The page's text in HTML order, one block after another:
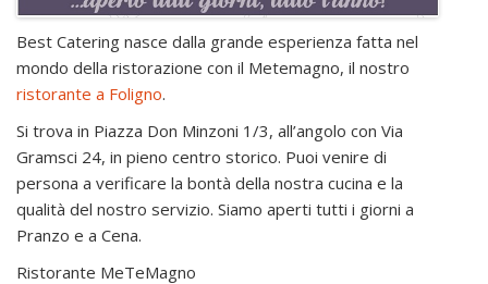
Best Catering nasce dalla grande esperienza fatta nel
mondo della ristorazione con il Metemagno, il nostro
ristorante a Foligno.
Si trova in Piazza Don Minzoni 1/3, all’angolo con Via
Gramsci 24, in pieno centro storico. Puoi venire di
persona a verificare la bontà della nostra cucina e la
qualità del nostro servizio. Siamo aperti tutti i giorni a
Pranzo e a Cena.
Ristorante MeTeMagno